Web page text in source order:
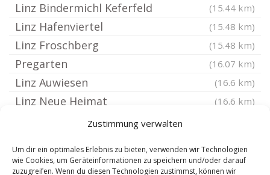
Zustimmung verwalten
Um dir ein optimales Erlebnis zu bieten, verwenden wir Technologien
wie Cookies, um Geräteinformationen zu speichern und/oder darauf
zuzugreifen. Wenn du diesen Technologien zustimmst, können wir
Linz Bindermichl Keferfeld (15.44 km)
Linz Hafenviertel (15.48 km)
Linz Froschberg (15.48 km)
Pregarten (16.07 km)
Linz Auwiesen (16.6 km)
Linz Neue Heimat (16.6 km)
Linz Kleinmünchen (17.75 km)